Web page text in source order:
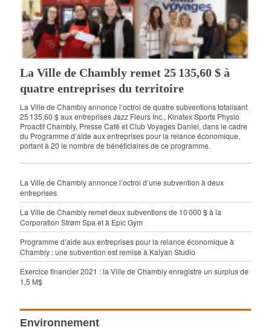
La Ville de Chambly remet 25 135,60 $ à
quatre entreprises du territoire
La Ville de Chambly annonce l’octroi de quatre subventions totalisant
25 135,60 $ aux entreprises Jazz Fleurs Inc., Kinatex Sports Physio
Proactif Chambly, Presse Café et Club Voyages Daniel, dans le cadre
du Programme d’aide aux entreprises pour la relance économique,
portant à 20 le nombre de bénéficiaires de ce programme.
La Ville de Chambly annonce l’octroi d’une subvention à deux
entreprises
La Ville de Chambly remet deux subventions de 10 000 $ à la
Corporation Strøm Spa et à Epic Gym
Programme d’aide aux entreprises pour la relance économique à
Chambly : une subvention est remise à Kalyan Studio
Exercice financier 2021 : la Ville de Chambly enregistre un surplus de
1,5 M$
Environnement